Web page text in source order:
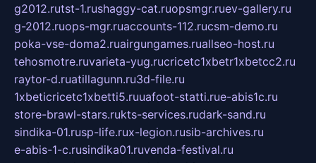
g2012.rutst-1.rushaggy-cat.ruopsmgr.ruev-gallery.ru
g-2012.ruops-mgr.ruaccounts-112.rucsm-demo.ru
poka-vse-doma2.ruairgungames.ruallseo-host.ru
tehosmotre.ruvarieta-yug.rucricetc1xbetr1xbetcc2.ru
raytor-d.ruatillagunn.ru3d-file.ru
1xbeticricetc1xbetti5.ruuafoot-statti.rue-abis1c.ru
store-brawl-stars.rukts-services.rudark-sand.ru
sindika-01.rusp-life.rux-legion.rusib-archives.ru
e-abis-1-c.rusindika01.ruvenda-festival.ru